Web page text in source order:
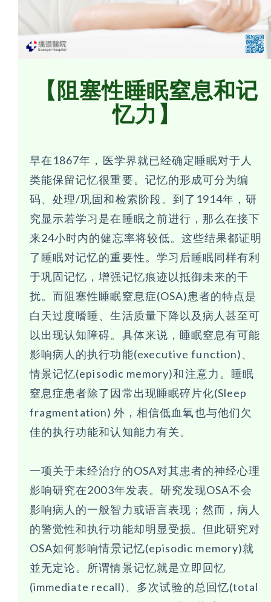
【阻塞性睡眠窒息和记
忆力】
早在1867年，医学界就已经确定睡眠对于人
类能保留记忆很重要。记忆的形成可分为编
码、处理/巩固和检索阶段。到了1914年，研
究显示若学习是在睡眠之前进行，那么在接下
来24小时内的健忘率将较低。这些结果都证明
了睡眠对记忆的重要性。学习后睡眠同样有利
于巩固记忆，增强记忆痕迹以抵御未来的干
扰。而阻塞性睡眠窒息症(OSA)患者的特点是
白天过度嗜睡、生活质量下降以及病人甚至可
以出现认知障碍。具体来说，睡眠窒息有可能
影响病人的执行功能(executive function)、
情景记忆(episodic memory)和注意力。睡眠
窒息症患者除了因常出现睡眠碎片化(Sleep
fragmentation) 外，相信低血氧也与他们欠
佳的执行功能和认知能力有关。
一项关于未经治疗的OSA对其患者的神经心理
影响研究在2003年发表。研究发现OSA不会
影响病人的一般智力或语言表现；然而，病人
的警觉性和执行功能却明显受损。但此研究对
OSA如何影响情景记忆(episodic memory)就
並无定论。所谓情景记忆就是立即回忆
(immediate recall)、多次试验的总回忆(total